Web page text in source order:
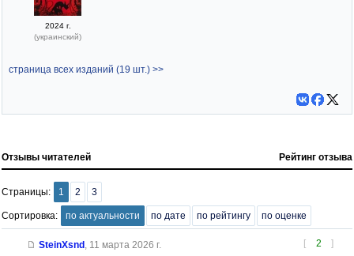
2024 г.
(украинский)
страница всех изданий (19 шт.) >>
Отзывы читателей Рейтинг отзыва
Страницы: 1 2 3
Сортировка: по актуальности по дате по рейтингу по оценке
[ 2 ]
SteinXsnd , 11 марта 2026 г.